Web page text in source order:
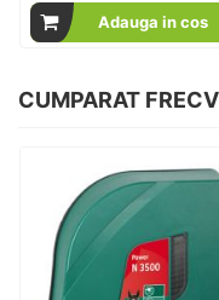
Adauga in cos
CUMPARAT